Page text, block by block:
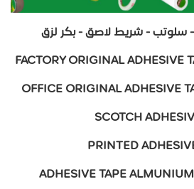
سلوتب - شريط لاصق - بكر لزق